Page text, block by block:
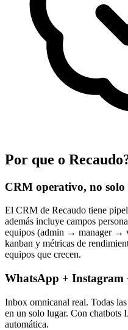
Por que o
CRM operativo, no solo
El CRM de Recaudo tiene
además incluye campos
equipos (admin → manager →
kanban y métricas de
equipos que crecen.
WhatsApp + Instagram
Inbox omnicanal real. Todas
en un solo lugar. Con chatbots
automática.